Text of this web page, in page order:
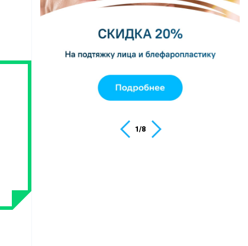
1/8